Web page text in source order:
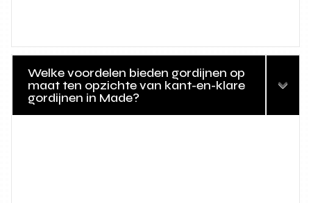
Welke voordelen bieden gordijnen op
maat ten opzichte van kant-en-klare
gordijnen in Made?